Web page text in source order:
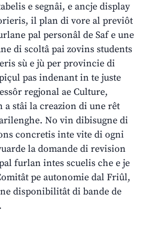
e segnâi, e ancje display
il plan di vore al previôt
pal personâl de Saf e une
di scoltâ pai zovins students
sù e jù per provincie di
pas indenant in te juste
regjonal ae Culture,
a stâi la creazion di une rêt
No vin dibisugne di
concretis inte vite di ogni
la domande di revision
furlan intes scuelis che e je
pe autonomie dal Friûl,
disponibilitât di bande de